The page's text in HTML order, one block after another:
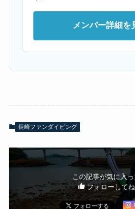
メンバー詳細を
長崎ファンダイビング
この記事が気に入っ
フォローして